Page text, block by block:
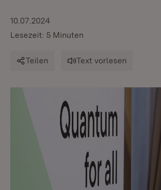
10.07.2024
Lesezeit: 5 Minuten
Teilen Text vorlesen